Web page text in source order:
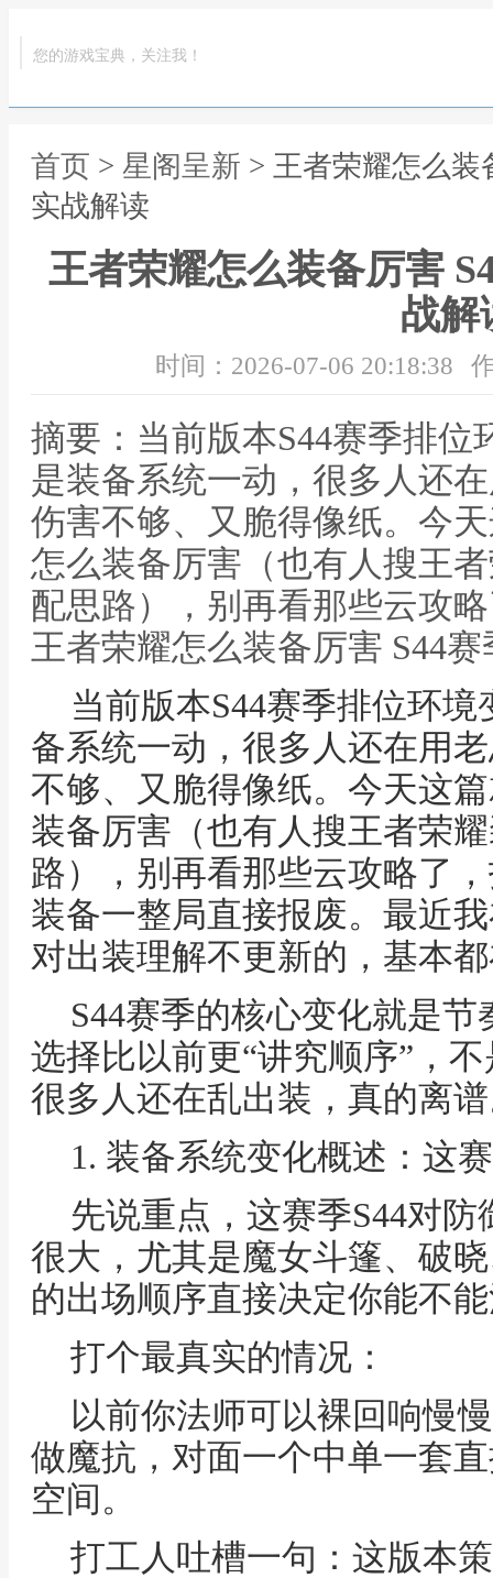
您的游戏宝典，关注我！
首页 > 星阁呈新 > 王者荣耀怎么装
实战解读
王者荣耀怎么装备厉害
战解
时间：2026-07-06 20:18:38
摘要：当前版本S44赛季排
是装备系统一动，很多人还
伤害不够、又脆得像纸。今
怎么装备厉害（也有人搜王
配思路），别再看那些云攻
王者荣耀怎么装备厉害 S44
当前版本S44赛季排位环
备系统一动，很多人还在用
不够、又脆得像纸。今天这
装备厉害（也有人搜王者荣
路），别再看那些云攻略了
装备一整局直接报废。最近
对出装理解不更新的，基本
S44赛季的核心变化就是
选择比以前更“讲究顺序”，
很多人还在乱出装，真的离
1. 装备系统变化概述：这
先说重点，这赛季S44对
很大，尤其是魔女斗篷、破
的出场顺序直接决定你能不
打个最真实的情况：
以前你法师可以裸回响慢
做魔抗，对面一个中单一套
空间。
打工人吐槽一句：这版本